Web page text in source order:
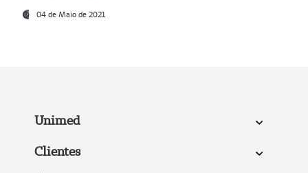
04 de Maio de 2021
Unimed
Clientes